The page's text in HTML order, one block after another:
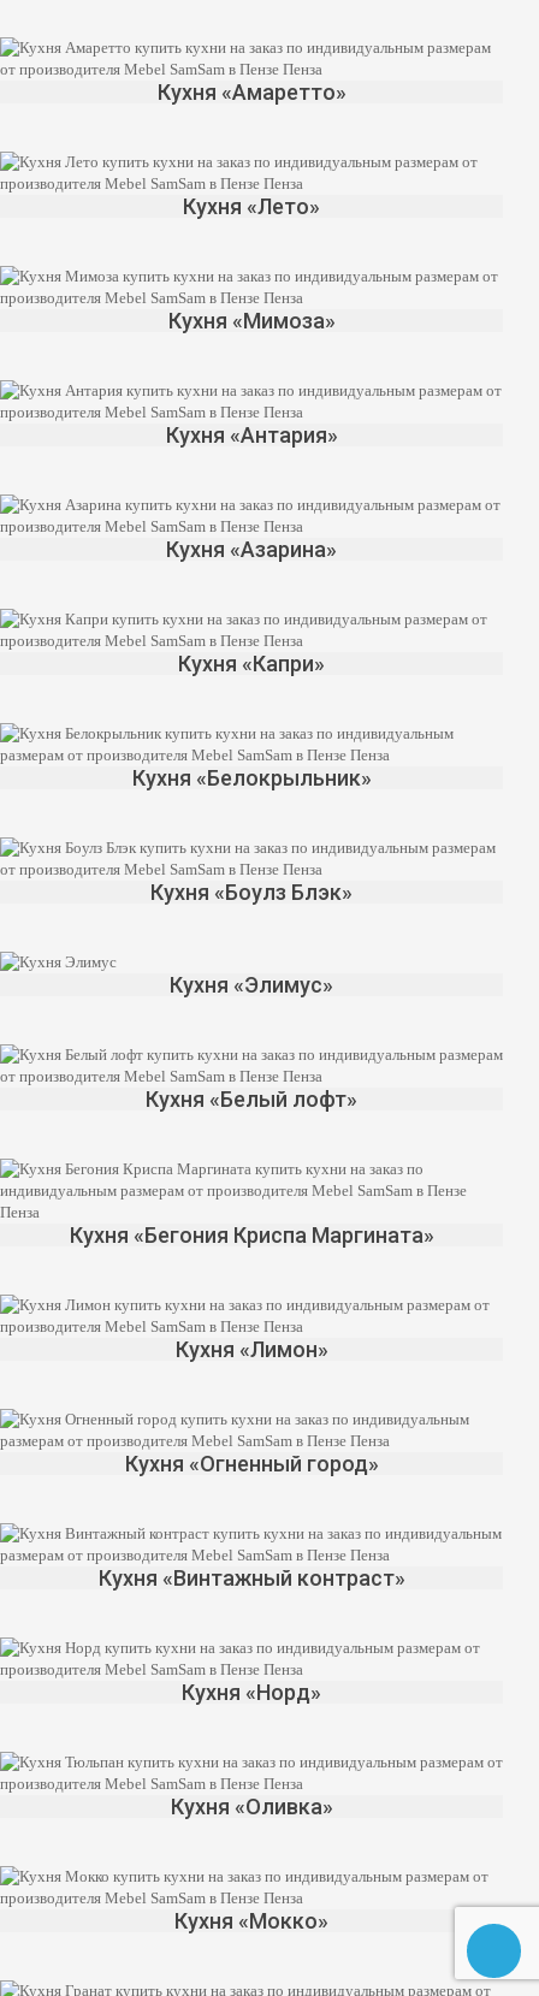
Кухня «Амаретто»
Кухня «Лето»
Кухня «Мимоза»
Кухня «Антария»
Кухня «Азарина»
Кухня «Капри»
Кухня «Белокрыльник»
Кухня «Боулз Блэк»
Кухня «Элимус»
Кухня «Белый лофт»
Кухня «Бегония Криспа Маргината»
Кухня «Лимон»
Кухня «Огненный город»
Кухня «Винтажный контраст»
Кухня «Норд»
Кухня «Оливка»
Кухня «Мокко»